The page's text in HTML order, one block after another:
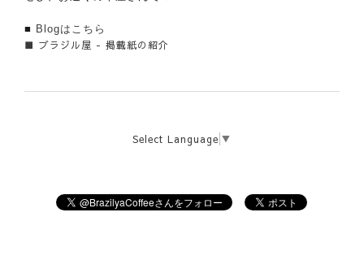
■ Blogはこちら
■ブラジル屋 - 掲載紙の紹介
Select Language ▼